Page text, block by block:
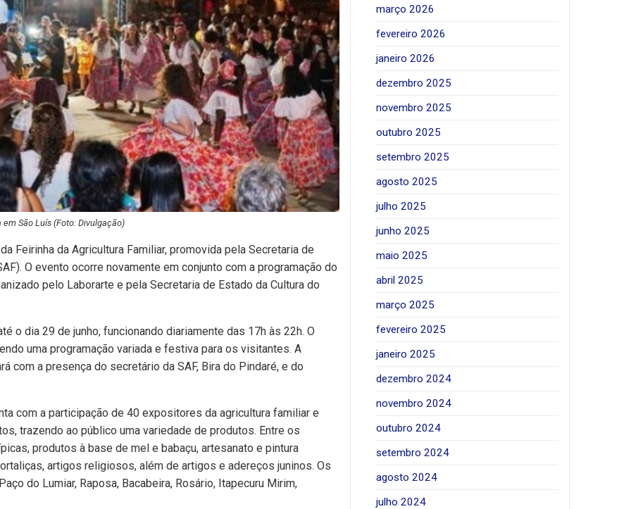
São Luís (Foto: Divulgação)
Feirinha da Agricultura Familiar, promovida pela Secretaria de
O evento ocorre novamente em conjunto com a programação do
pelo Laborarte e pela Secretaria de Estado da Cultura do
o dia 29 de junho, funcionando diariamente das 17h às 22h. O
uma programação variada e festiva para os visitantes. A
com a presença do secretário da SAF, Bira do Pindaré, e do
com a participação de 40 expositores da agricultura familiar e
trazendo ao público uma variedade de produtos. Entre os
produtos à base de mel e babaçu, artesanato e pintura
artigos religiosos, além de artigos e adereços juninos. Os
do Lumiar, Raposa, Bacabeira, Rosário, Itapecuru Mirim,
março 2026
fevereiro 2026
janeiro 2026
dezembro 2025
novembro 2025
outubro 2025
setembro 2025
agosto 2025
julho 2025
junho 2025
maio 2025
abril 2025
março 2025
fevereiro 2025
janeiro 2025
dezembro 2024
novembro 2024
outubro 2024
setembro 2024
agosto 2024
julho 2024